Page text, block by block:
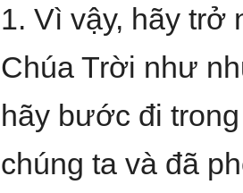
1. Vì vậy, hãy
Chúa Trời như
hãy bước đi
chúng ta và đã